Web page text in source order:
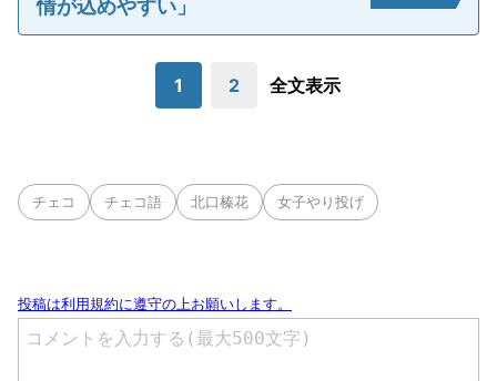
情が込めやすい」
1 2 全文表示
チェコ チェコ語 北口榛花 女子やり投げ